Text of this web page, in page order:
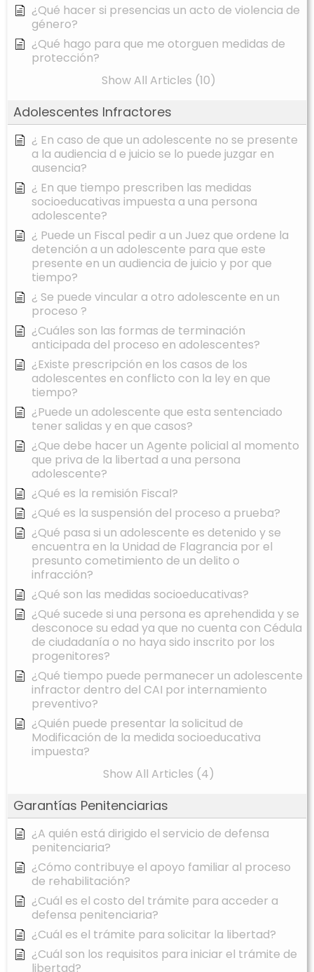
¿Qué hacer si presencias un acto de violencia de
género?
¿Qué hago para que me otorguen medidas de
protección?
Show All Articles (10)
Adolescentes Infractores
¿ En caso de que un adolescente no se presente
a la audiencia d e juicio se lo puede juzgar en
ausencia?
¿ En que tiempo prescriben las medidas
socioeducativas impuesta a una persona
adolescente?
¿ Puede un Fiscal pedir a un Juez que ordene la
detención a un adolescente para que este
presente en un audiencia de juicio y por que
tiempo?
¿ Se puede vincular a otro adolescente en un
proceso ?
¿Cuáles son las formas de terminación
anticipada del proceso en adolescentes?
¿Existe prescripción en los casos de los
adolescentes en conflicto con la ley en que
tiempo?
¿Puede un adolescente que esta sentenciado
tener salidas y en que casos?
¿Que debe hacer un Agente policial al momento
que priva de la libertad a una persona
adolescente?
¿Qué es la remisión Fiscal?
¿Qué es la suspensión del proceso a prueba?
¿Qué pasa si un adolescente es detenido y se
encuentra en la Unidad de Flagrancia por el
presunto cometimiento de un delito o
infracción?
¿Qué son las medidas socioeducativas?
¿Qué sucede si una persona es aprehendida y se
desconoce su edad ya que no cuenta con Cédula
de ciudadanía o no haya sido inscrito por los
progenitores?
¿Qué tiempo puede permanecer un adolescente
infractor dentro del CAI por internamiento
preventivo?
¿Quién puede presentar la solicitud de
Modificación de la medida socioeducativa
impuesta?
Show All Articles (4)
Garantías Penitenciarias
¿A quién está dirigido el servicio de defensa
penitenciaria?
¿Cómo contribuye el apoyo familiar al proceso
de rehabilitación?
¿Cuál es el costo del trámite para acceder a
defensa penitenciaria?
¿Cuál es el trámite para solicitar la libertad?
¿Cuál son los requisitos para iniciar el trámite de
libertad?